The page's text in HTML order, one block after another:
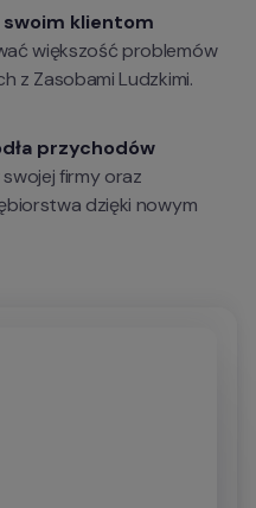
klientom
większość problemów
z Zasobami Ludzkimi.
przychodów
firmy oraz
dzięki nowym